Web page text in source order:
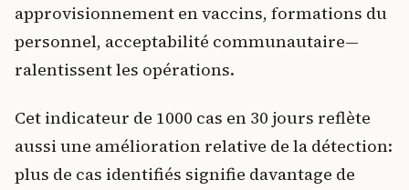
approvisionnement en vaccins, formations du
personnel, acceptabilité communautaire—
ralentissent les opérations.
Cet indicateur de 1000 cas en 30 jours reflète
aussi une amélioration relative de la détection:
plus de cas identifiés signifie davantage de